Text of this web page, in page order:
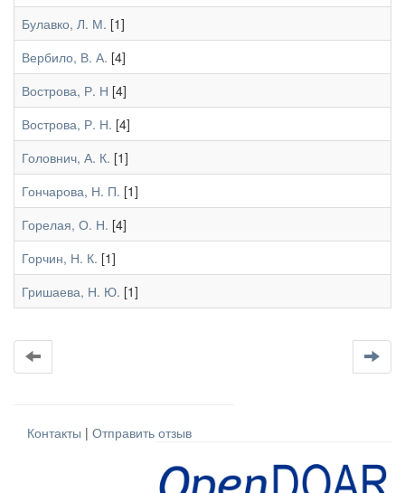
Булавко, Л. М. [1]
Вербило, В. А. [4]
Вострова, Р. Н [4]
Вострова, Р. Н. [4]
Головнич, А. К. [1]
Гончарова, Н. П. [1]
Горелая, О. Н. [4]
Горчин, Н. К. [1]
Гришаева, Н. Ю. [1]
Контакты | Отправить отзыв